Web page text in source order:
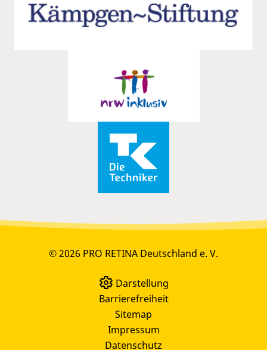
© 2026 PRO RETINA Deutschland e. V.
Darstellung
Barrierefreiheit
Sitemap
Impressum
Datenschutz